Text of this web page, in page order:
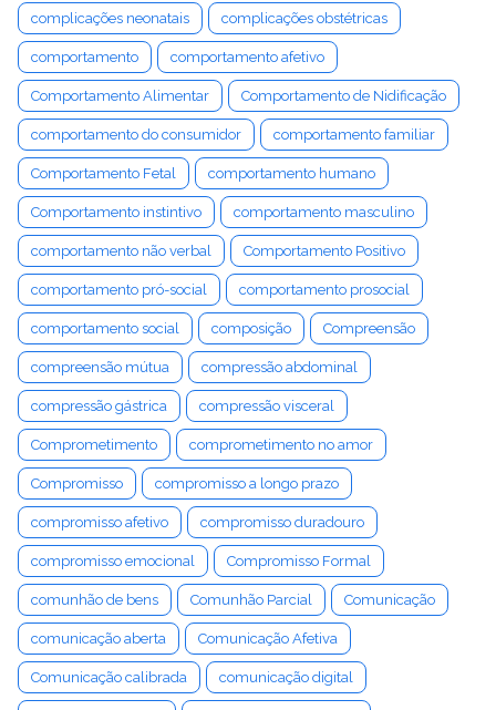
complicações neonatais complicações obstétricas
comportamento comportamento afetivo
Comportamento Alimentar Comportamento de Nidificação
comportamento do consumidor comportamento familiar
Comportamento Fetal comportamento humano
Comportamento instintivo comportamento masculino
comportamento não verbal Comportamento Positivo
comportamento pró-social comportamento prosocial
comportamento social composição Compreensão
compreensão mútua compressão abdominal
compressão gástrica compressão visceral
Comprometimento comprometimento no amor
Compromisso compromisso a longo prazo
compromisso afetivo compromisso duradouro
compromisso emocional Compromisso Formal
comunhão de bens Comunhão Parcial Comunicação
comunicação aberta Comunicação Afetiva
Comunicação calibrada comunicação digital